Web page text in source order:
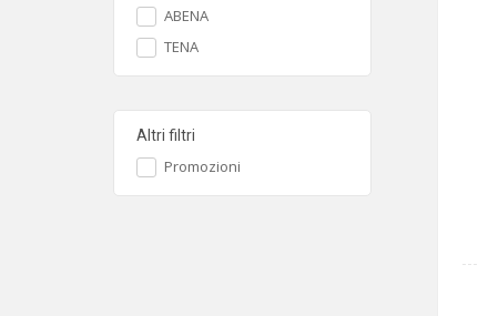
ABENA
TENA
Altri filtri
Promozioni